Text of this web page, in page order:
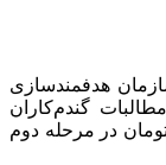
هدفمندسازی
از مطالبات گندم‌کاران
۳۰ هزار میلیارد تومان در مرحله دوم